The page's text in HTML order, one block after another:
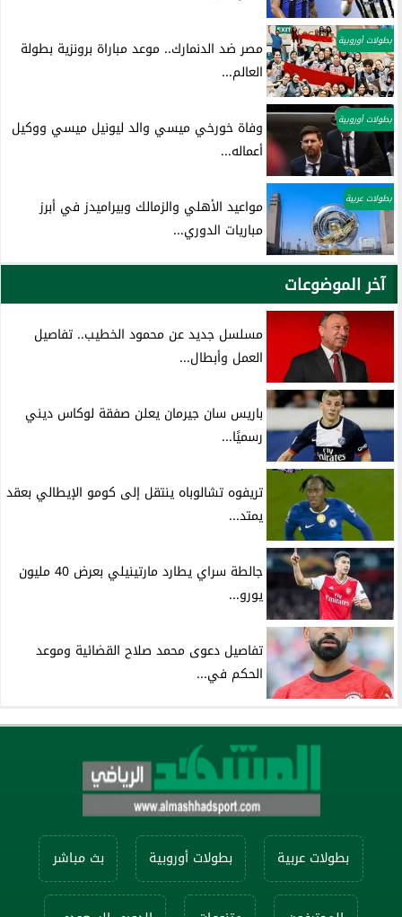
بطولات أوروبية
مصر ضد الدنمارك.. موعد مباراة برونزية بطولة
العالم...
بطولات أوروبية
وفاة خورخي ميسي والد ليونيل ميسي ووكيل
أعماله...
بطولات عربية
مواعيد الأهلي والزمالك وبيراميدز في أبرز
مباريات الدوري...
آخر الموضوعات
مسلسل جديد عن محمود الخطيب.. تفاصيل
العمل وأبطال...
باريس سان جيرمان يعلن صفقة لوكاس ديني
رسميًا...
تريفوه تشالوباه ينتقل إلى كومو الإيطالي بعقد
يمتد...
جالطة سراي يطارد مارتينيلي بعرض 40 مليون
يورو...
تفاصيل دعوى محمد صلاح القضائية وموعد
الحكم في...
بطولات عربية بطولات أوروبية بث مباشر